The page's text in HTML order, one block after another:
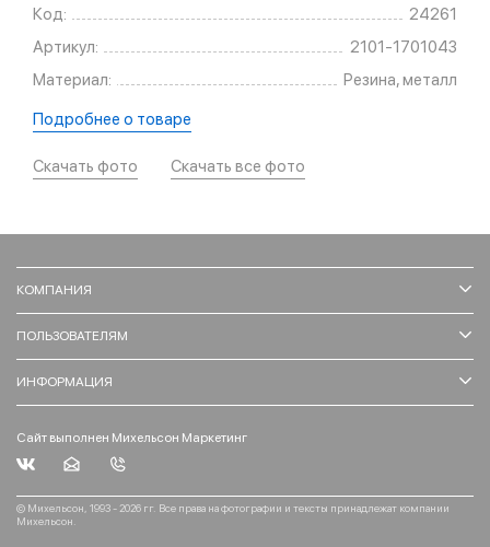
Код:
24261
Артикул:
2101-1701043
Материал:
Резина, металл
Подробнее о товаре
Скачать фото Скачать все фото
КОМПАНИЯ
ПОЛЬЗОВАТЕЛЯМ
ИНФОРМАЦИЯ
Сайт выполнен Михельсон Маркетинг
© Михельсон, 1993 - 2026 гг. Все права на фотографии и тексты принадлежат компании
Михельсон.